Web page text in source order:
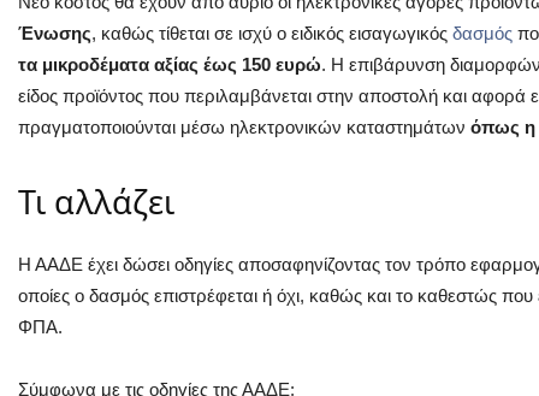
Ένωσης, καθώς τίθεται σε ισχύ ο ειδικός εισαγωγικός δασμός
τα μικροδέματα αξίας έως 150 ευρώ. Η επιβάρυνση
είδος προϊόντος που περιλαμβάνεται στην αποστολή και αφορά
πραγματοποιούνται μέσω ηλεκτρονικών καταστημάτων όπως η
Τι αλλάζει
Η ΑΑΔΕ έχει δώσει οδηγίες αποσαφηνίζοντας τον τρόπο
οποίες ο δασμός επιστρέφεται ή όχι, καθώς και το καθεστώς που
ΦΠΑ.
Σύμφωνα με τις οδηγίες της ΑΑΔΕ: